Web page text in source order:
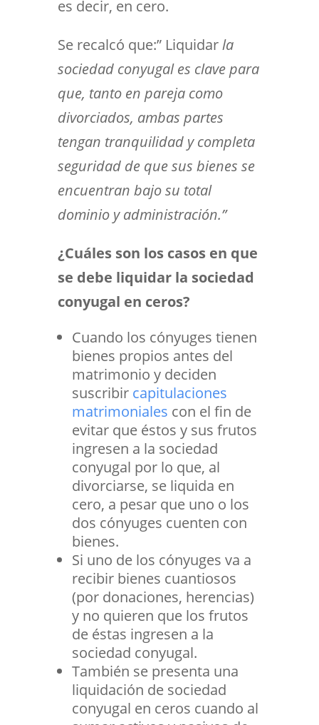
es decir, en cero.
Se recalcó que:” Liquidarla
sociedad conyugal es clave para
que, tanto en pareja como
divorciados, ambas partes
tengan tranquilidad y completa
seguridad de que sus bienes se
encuentran bajo su total
dominio y administración.”
¿Cuáles son los casos en que
se debe liquidar la sociedad
conyugal en ceros?
Cuando los cónyuges tienen
bienes propios antes del
matrimonio y deciden
suscribir capitulaciones
matrimoniales con el fin de
evitar que éstos y sus frutos
ingresen a la sociedad
conyugal por lo que, al
divorciarse, se liquida en
cero, a pesar que uno o los
dos cónyuges cuenten con
bienes.
Si uno de los cónyuges va a
recibir bienes cuantiosos
(por donaciones, herencias)
y no quieren que los frutos
de éstas ingresen a la
sociedad conyugal.
También se presenta una
liquidación de sociedad
conyugal en ceros cuando al